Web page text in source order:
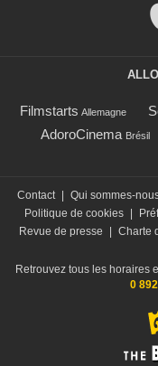
Filmstarts Allemagne
AdoroCinema Brésil
Contact | Qui sommes-
Politique de cookies |
Revue de presse
| Charte
Retrouvez tous les horaires
0